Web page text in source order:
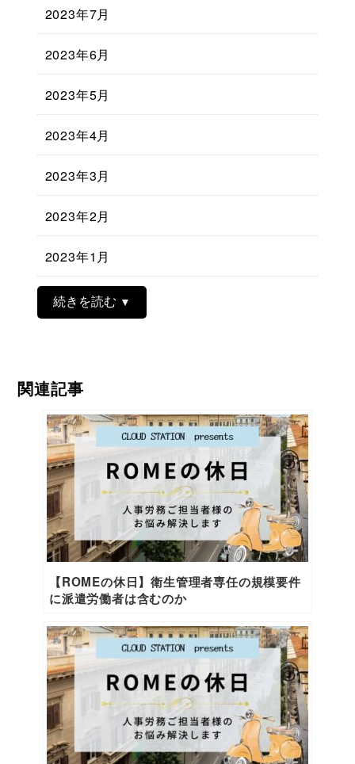
2023年7月
2023年6月
2023年5月
2023年4月
2023年3月
2023年2月
2023年1月
続きを読む
関連記事
【ROMEの休日】衛生管理者専任の規模要件
に派遣労働者は含むのか